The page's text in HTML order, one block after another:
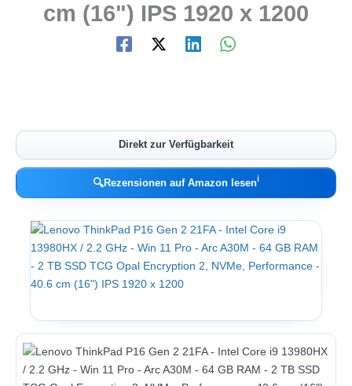
cm (16") IPS 1920 x 1200
Direkt zur Verfügbarkeit
🔍Rezensionen auf Amazon lesenℹ︎